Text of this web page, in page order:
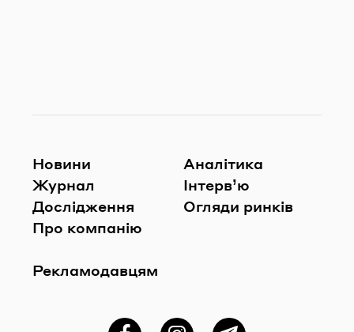
Новини
Журнал
Дослідження
Про компанію
Рекламодавцям
Аналітика
Інтерв’ю
Огляди ринків